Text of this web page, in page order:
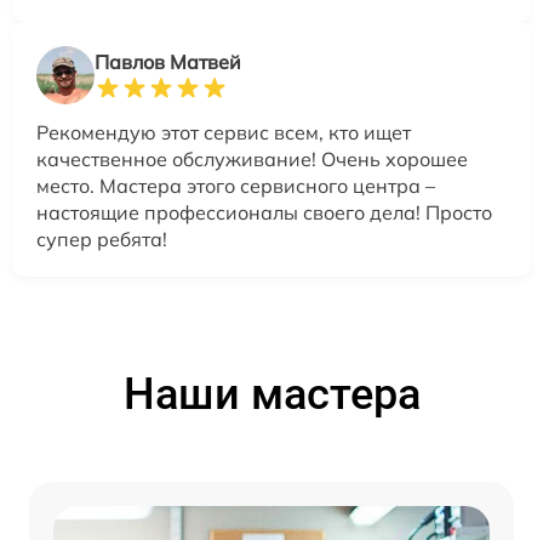
Павлов Матвей
Рекомендую этот сервис всем, кто ищет
качественное обслуживание! Очень хорошее
место. Мастера этого сервисного центра –
настоящие профессионалы своего дела! Просто
супер ребята!
Наши мастера